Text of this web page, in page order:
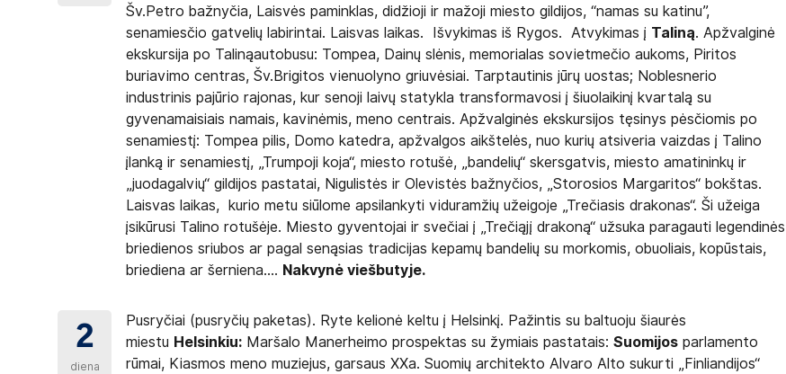
Šv.Petro bažnyčia, Laisvės paminklas, didžioji ir mažoji miesto gildijos, “namas su katinu”,
senamiesčio gatvelių labirintai. Laisvas laikas. Išvykimas iš Rygos. Atvykimas į Taliną. Apžvalginė
ekskursija po Talinąautobusu: Tompea, Dainų slėnis, memorialas sovietmečio aukoms, Piritos
buriavimo centras, Šv.Brigitos vienuolyno griuvėsiai. Tarptautinis jūrų uostas; Noblesnerio
industrinis pajūrio rajonas, kur senoji laivų statykla transformavosi į šiuolaikinį kvartalą su
gyvenamaisiais namais, kavinėmis, meno centrais. Apžvalginės ekskursijos tęsinys pėsčiomis po
senamiestį: Tompea pilis, Domo katedra, apžvalgos aikštelės, nuo kurių atsiveria vaizdas į Talino
įlanką ir senamiestį, „Trumpoji koja“, miesto rotušė, „bandelių“ skersgatvis, miesto amatininkų ir
„juodagalvių“ gildijos pastatai, Nigulistės ir Olevistės bažnyčios, „Storosios Margaritos“ bokštas.
Laisvas laikas, kurio metu siūlome apsilankyti viduramžių užeigoje „Trečiasis drakonas“. Ši užeiga
įsikūrusi Talino rotušėje. Miesto gyventojai ir svečiai į „Trečiąjį drakoną“ užsuka paragauti legendinės
briedienos sriubos ar pagal senąsias tradicijas kepamų bandelių su morkomis, obuoliais, kopūstais,
briediena ar šerniena.... Nakvynė viešbutyje.
2
diena
Pusryčiai (pusryčių paketas). Ryte kelionė keltu į Helsinkį. Pažintis su baltuoju šiaurės
miestu Helsinkiu: Maršalo Manerheimo prospektas su žymiais pastatais:Suomijos parlamento
rūmai, Kiasmos meno muziejus, garsaus XXa. Suomių architekto Alvaro Alto sukurti „Finliandijos“